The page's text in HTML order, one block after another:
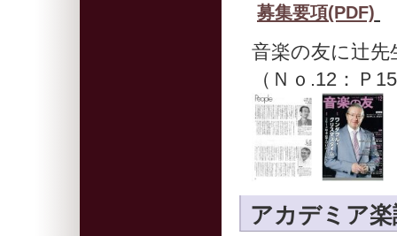
募集要項(PDF)
音楽の友に辻
（Ｎｏ.12：Ｐ
アカデミア